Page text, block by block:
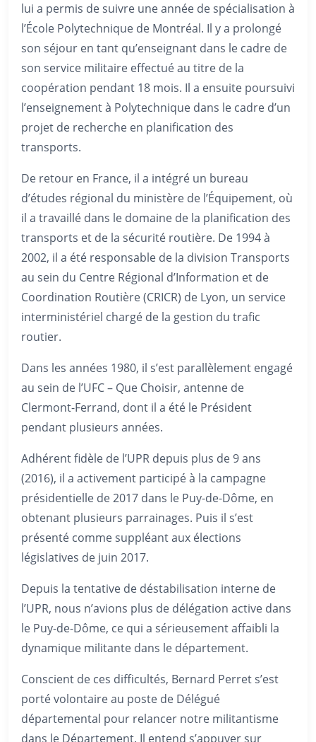
lui a permis de suivre une année de spécialisation à
l’École Polytechnique de Montréal. Il y a prolongé
son séjour en tant qu’enseignant dans le cadre de
son service militaire effectué au titre de la
coopération pendant 18 mois. Il a ensuite poursuivi
l’enseignement à Polytechnique dans le cadre d’un
projet de recherche en planification des
transports.
De retour en France, il a intégré un bureau
d’études régional du ministère de l’Équipement, où
il a travaillé dans le domaine de la planification des
transports et de la sécurité routière. De 1994 à
2002, il a été responsable de la division Transports
au sein du Centre Régional d’Information et de
Coordination Routière (CRICR) de Lyon, un service
interministériel chargé de la gestion du trafic
routier.
Dans les années 1980, il s’est parallèlement engagé
au sein de l’UFC – Que Choisir, antenne de
Clermont-Ferrand, dont il a été le Président
pendant plusieurs années.
Adhérent fidèle de l’UPR depuis plus de 9 ans
(2016), il a activement participé à la campagne
présidentielle de 2017 dans le Puy-de-Dôme, en
obtenant plusieurs parrainages. Puis il s’est
présenté comme suppléant aux élections
législatives de juin 2017.
Depuis la tentative de déstabilisation interne de
l’UPR, nous n’avions plus de délégation active dans
le Puy-de-Dôme, ce qui a sérieusement affaibli la
dynamique militante dans le département.
Conscient de ces difficultés, Bernard Perret s’est
porté volontaire au poste de Délégué
départemental pour relancer notre militantisme
dans le Département. Il entend s’appuyer sur